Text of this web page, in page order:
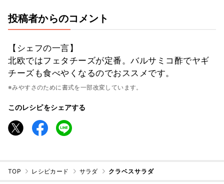
投稿者からのコメント
【シェフの一言】
北欧ではフェタチーズが定番。バルサミコ酢でヤギ
チーズも食べやくなるのでおススメです。
※みやすさのために書式を一部改変しています。
このレシピをシェアする
TOP レシピカード サラダ クラベスサラダ